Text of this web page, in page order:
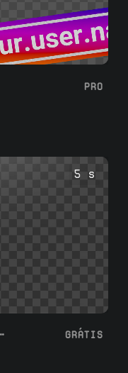
PRO
5 s
Instagram GRÁTIS